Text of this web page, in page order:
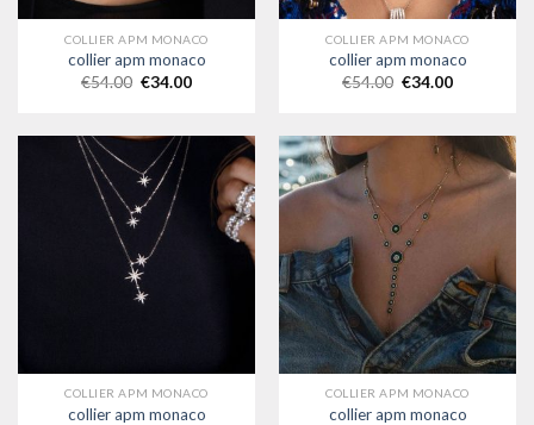
COLLIER APM MONACO
collier apm monaco
€54.00 €34.00
COLLIER APM MONACO
collier apm monaco
€54.00 €34.00
COLLIER APM MONACO
collier apm monaco
COLLIER APM MONACO
collier apm monaco